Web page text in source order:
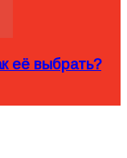
её выбрать?